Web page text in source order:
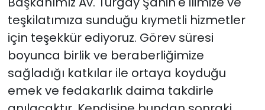
teşkilatımıza sunduğu kıymetli hizmetler
için teşekkür ediyoruz. Görev süresi
boyunca birlik ve beraberliğimize
sağladığı katkılar ile ortaya koyduğu
emek ve fedakarlık daima takdirle